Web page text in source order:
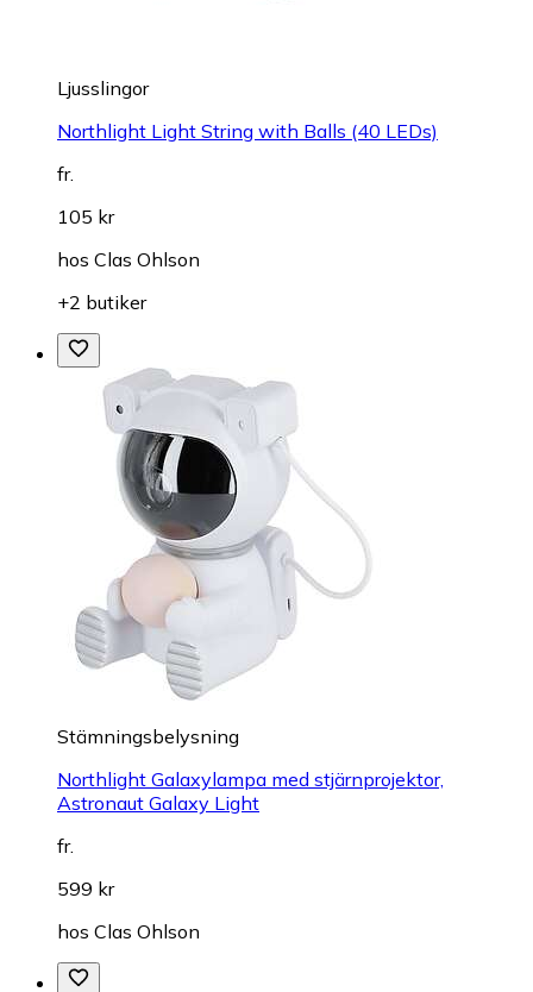
Ljusslingor
Northlight Light String with Balls (40 LEDs)
fr.
105 kr
hos Clas Ohlson
+2 butiker
Stämningsbelysning
Northlight Galaxylampa med stjärnprojektor,
Astronaut Galaxy Light
fr.
599 kr
hos Clas Ohlson